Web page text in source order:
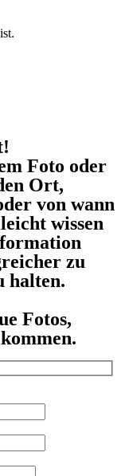
Foto oder
Ort,
von wann
wissen
zu
halten.
Fotos,